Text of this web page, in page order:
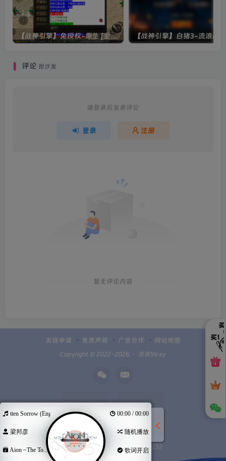
【战神引擎】免授权-原生 [全屏自动拾取] 插件 + 配置教程（更新修复版，具体自测）
评论 抢沙发
请登录后发表评论
登录 注册
暂无评论内容
友链申请 免责声明 广告合作 网站地图
Copyright © 2022-2026 ・ 流浪Stray
扫码加微信 Q群100949232
Sorrow (Eng.ver) 00:00 / 00:00
梁邦彦 随机播放
Aion ~The To... 歌词开启